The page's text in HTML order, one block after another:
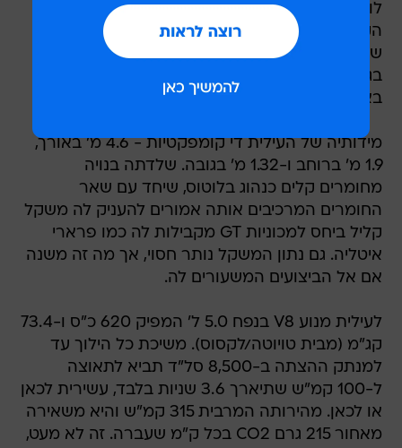
לועות המפלט המדמים ניבים והזימים שבין הגלגלים
הקדמיים לדלתות בהחלט מזכירים את אותו כריש
שיכול להיות מאוד אכזרי. פנים תא הנוסעים נותר
באוורה, לא ניתן לדעת עם האוקיינוס הגיע גם לשם.
מידותיה של העילית די קומפקטיות - 4.6 מ' באורך,
1.9 מ' ברוחב ו-1.32 מ' בגובה. שלדתה בנויה
מחומרים קלים כנהוג בלוטוס, שיחד עם שאר
החומרים המרכיבים אותה אמורים להעניק לה משקל
קליל ביחס למכוניות GT מקבילות לה כמו פרארי
איטליה. גם נתון המשקל נותר חסוי, אך מה זה משנה
אם אל הביצועים המשעורים לה.
לעילית מנוע V8 בנפח 5.0 ל' המפיק 620 כ"ס ו-73.4
קג"מ (מבית טויוטה/לקסוס). משיכת כל הילוך עד
למנתק ההצתה ב-8,500 סל"ד תביא לתאוצה
ל-100 קמ"ש שתיארך 3.6 שניות בלבד, עשירית לכאן
או לכאן. מהירותה המרבית 315 קמ"ש והיא משאירה
מאחור 215 גרם CO2 בכל ק"מ שעברה. זה לא מעט,